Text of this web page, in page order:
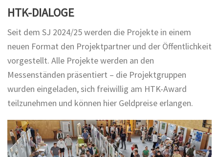
HTK-DIALOGE
Seit dem SJ 2024/25 werden die Projekte in einem
neuen Format den Projektpartner und der Öffentlichkeit
vorgestellt. Alle Projekte werden an den
Messenständen präsentiert – die Projektgruppen
wurden eingeladen, sich freiwillig am HTK-Award
teilzunehmen und können hier Geldpreise erlangen.